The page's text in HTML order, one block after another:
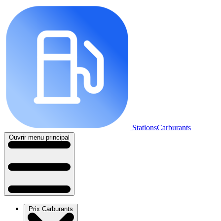
StationsCarburants
Ouvrir menu principal
Prix Carburants